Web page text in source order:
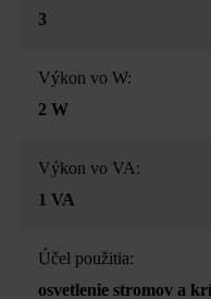
3
Výkon vo W:
2 W
Výkon vo VA:
1 VA
Účel použitia:
osvetlenie stromov a